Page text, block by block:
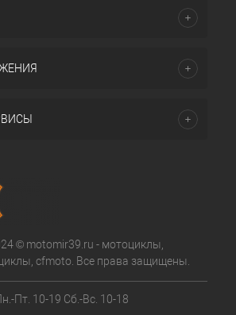
© motomir39.ru - мотоциклы,
cfmoto. Все права защищены.
Пт. 10-19 Сб.-Вс. 10-18